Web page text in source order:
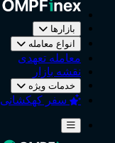
بازارها
انواع معامله
معامله تعهدی
نقشه بازار
خدمات ویژه
سفر کهکشانی